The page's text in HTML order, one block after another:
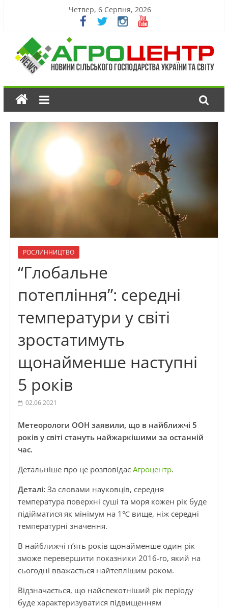
Четвер, 6 Серпня, 2026
РОСЛИННИЦТВО
“Глобальне
потепління”: середні
температури у світі
зростатимуть
щонайменше наступні
5 років
02.06.2021
Метеорологи ООН заявили, що в найближчі 5
років у світі стануть найжаркішими за останній
час.
Детальніше про це розповідає Агроцентр.
Деталі: За словами науковців, середня
температура поверхні суші та моря кожен рік буде
підійматися як мінімум на 1℃ вище, ніж середні
температурні значення.
В найближчі п’ять років щонайменше один рік
зможе перевершити показники 2016-го, який на
сьогодні вважається найтеплішим роком.
Відзначається, що найспекотніший рік періоду
буде характеризуватися підвищенням